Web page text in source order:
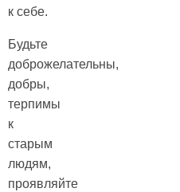
к себе.
Будьте
доброжелательны,
добры,
терпимы
к
старым
людям,
проявляйте